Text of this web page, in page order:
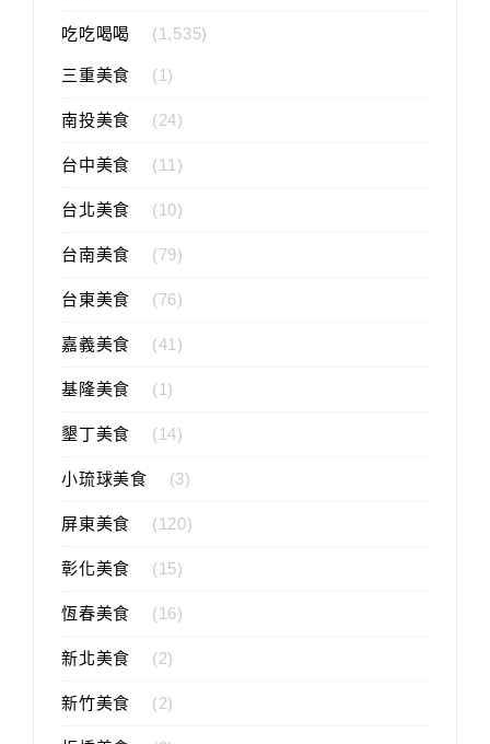
吃吃喝喝 (1,535)
三重美食 (1)
南投美食 (24)
台中美食 (11)
台北美食 (10)
台南美食 (79)
台東美食 (76)
嘉義美食 (41)
基隆美食 (1)
墾丁美食 (14)
小琉球美食 (3)
屏東美食 (120)
彰化美食 (15)
恆春美食 (16)
新北美食 (2)
新竹美食 (2)